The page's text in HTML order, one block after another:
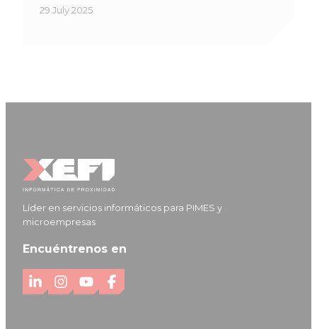
29 July 2025
Líder en servicios informáticos para PIMES y
microempresas
Encuéntrenos en
L
I
Y
F